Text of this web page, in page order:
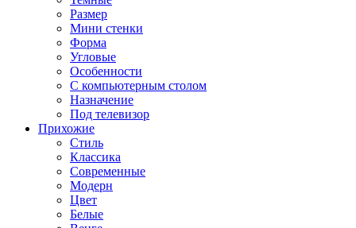
Размер
Мини стенки
Форма
Угловые
Особенности
С компьютерным столом
Назначение
Под телевизор
Прихожие
Стиль
Классика
Современные
Модерн
Цвет
Белые